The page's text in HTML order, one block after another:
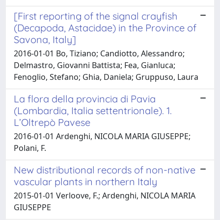
[First reporting of the signal crayfish
(Decapoda, Astacidae) in the Province of
Savona, Italy]
2016-01-01 Bo, Tiziano; Candiotto, Alessandro;
Delmastro, Giovanni Battista; Fea, Gianluca;
Fenoglio, Stefano; Ghia, Daniela; Gruppuso, Laura
La flora della provincia di Pavia
(Lombardia, Italia settentrionale). 1.
L’Oltrepò Pavese
2016-01-01 Ardenghi, NICOLA MARIA GIUSEPPE;
Polani, F.
New distributional records of non-native
vascular plants in northern Italy
2015-01-01 Verloove, F.; Ardenghi, NICOLA MARIA
GIUSEPPE